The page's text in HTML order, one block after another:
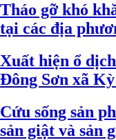
Tháo gỡ khó
tại các địa
Xuất hiện ổ
Đông Sơn xã
Cứu sống sản
sản giật và sản